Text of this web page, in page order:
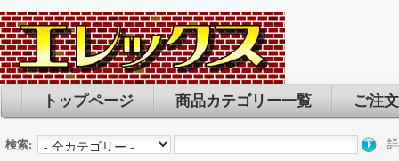
トップページ 商品カテゴリー一覧 ご注
検索: